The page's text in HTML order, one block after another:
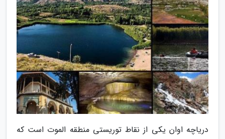
دریاچه اوان یکی از نقاط توریستی منطقه الموت است که